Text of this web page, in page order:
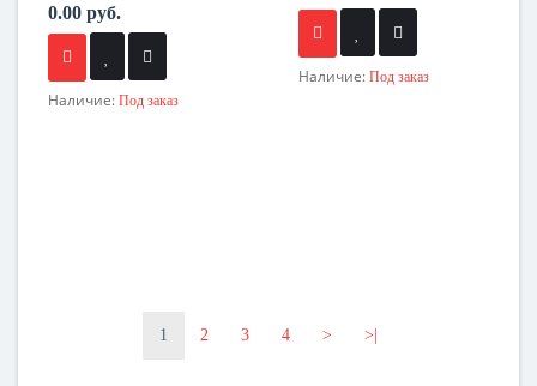
0.00 руб.
Наличие: Под заказ
Наличие: Под заказ
1 2 3 4 > >|